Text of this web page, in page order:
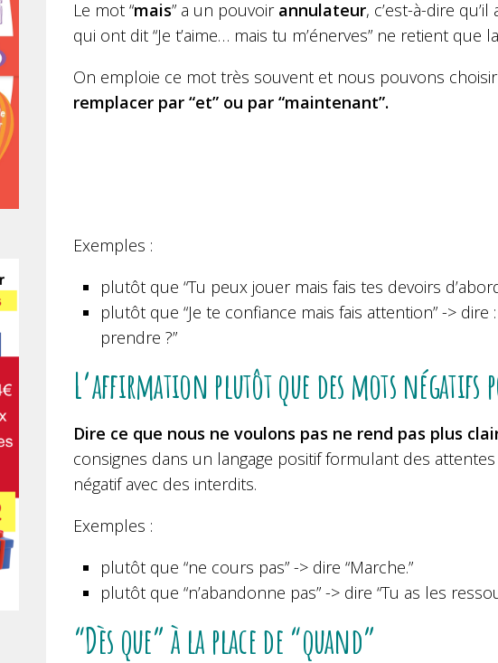
Le mot “mais” a un pouvoir annulateur, c’est-à-dire
qui ont dit “Je t’aime… mais tu m’énerves” ne retient que
On emploie ce mot très souvent et nous pouvons
remplacer par “et” ou par “maintenant”.
Exemples :
plutôt que “Tu peux jouer mais fais tes devoirs
plutôt que “Je te confiance mais fais attention” ->
prendre ?”
L’affirmation plutôt que des mots négatifs
Dire ce que nous ne voulons pas ne rend pas plus
consignes dans un langage positif formulant des
négatif avec des interdits.
Exemples :
plutôt que “ne cours pas” -> dire “Marche.”
plutôt que “n’abandonne pas” -> dire “Tu as les
“Dès que” à la place de “quand”